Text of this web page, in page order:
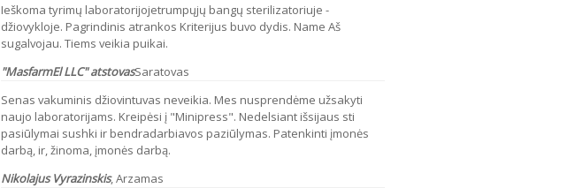
Ieškoma tyrimų laboratorijojetrumpųjų bangų sterilizatoriuje -
džiovykloje. Pagrindinis atrankos Kriterijus buvo dydis. Name Aš
sugalvojau. Tiems veikia puikai.
"MasfarmEl LLC" atstovasSaratovas
Senas vakuminis džiovintuvas neveikia. Mes nusprendėme užsakyti
naujo laboratorijams. Kreipėsi į "Minipress". Nedelsiant išsijaus sti
pasiūlymai sushki ir bendradarbiavos paziūlymas. Patenkinti įmonės
darbą, ir, žinoma, įmonės darbą.
Nikolajus Vyrazinskis, Arzamas